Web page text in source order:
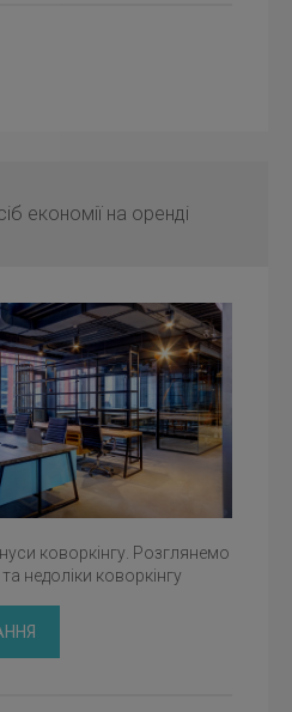
економії на оренді
коворкінгу. Розглянемо
недоліки коворкінгу